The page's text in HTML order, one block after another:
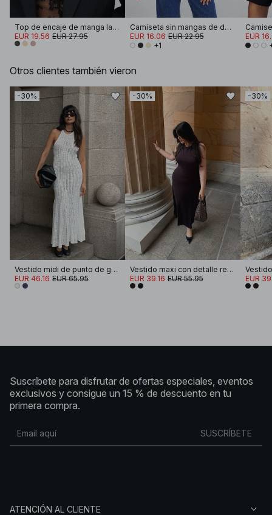
Top de encaje de manga larga
EUR 19.56 EUR 27.95
Camiseta sin mangas de doble pliegue
EUR 16.06 EUR 22.95
+1
EUR
Otros clientes también vieron
-30%
Vestido midi de punto de ganchillo
EUR 46.16 EUR 65.95
-30%
Vestido maxi con detalle retorcido en la espalda
EUR 39.16 EUR 55.95
-30%
EUR
Suscríbete para disfrutar de ofertas especiales, eventos
exclusivos y consigue un 15 % de descuento en tu
primera compra.
SUSCRÍBETE
ATENCIÓN AL CLIENTE